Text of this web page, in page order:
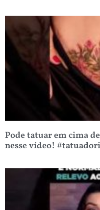
Pode tatuar em cima
nesse vídeo!